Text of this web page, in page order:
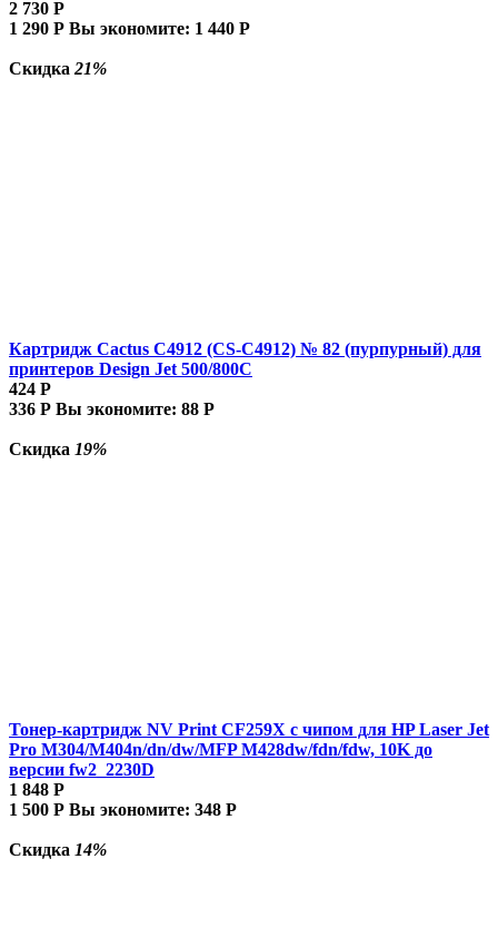
2 730 Р
1 290 Р Вы экономите: 1 440 Р
Скидка 21%
Картридж Cactus C4912 (CS-C4912) № 82 (пурпурный) для
принтеров Design Jet 500/800C
424 Р
336 Р Вы экономите: 88 Р
Скидка 19%
Тонер-картридж NV Print CF259X с чипом для HP Laser Jet
Pro M304/M404n/dn/dw/MFP M428dw/fdn/fdw, 10K до
версии fw2_2230D
1 848 Р
1 500 Р Вы экономите: 348 Р
Скидка 14%